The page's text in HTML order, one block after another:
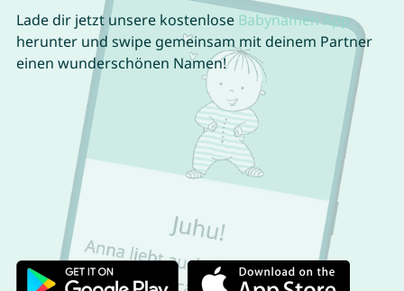
Lade dir jetzt unsere kostenlose Babynamen App
herunter und swipe gemeinsam mit deinem Partner
einen wunderschönen Namen!